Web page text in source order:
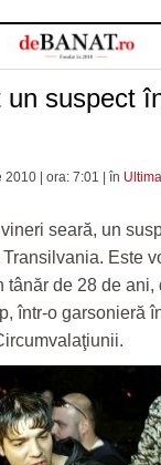
TIMIŞ
ASISTATE
RECOMANDA
un suspect
2010 | ora: 7:01 | în
seară, un
Este
tânăr de 28 de ani,
într-o garsonieră